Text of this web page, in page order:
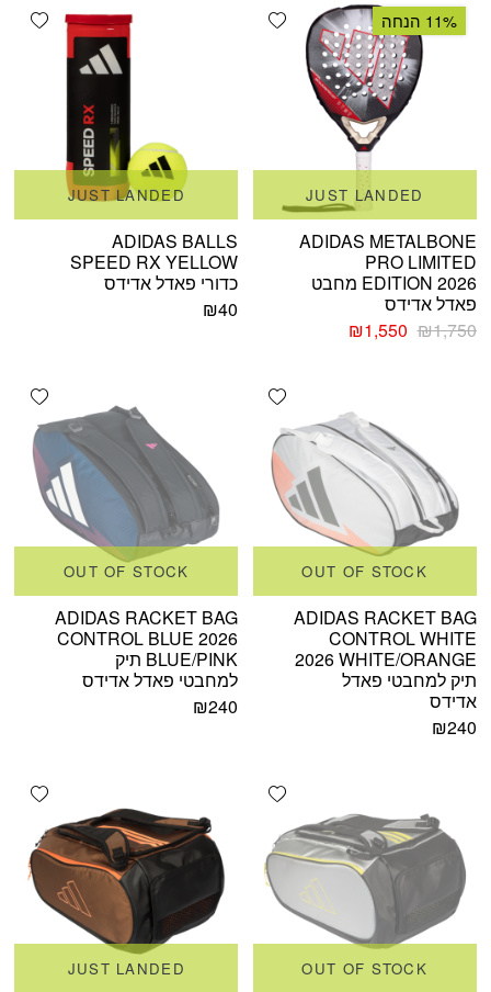
Add wishlist 11% הנחה
JUST LANDED
ADIDAS METALBONE
PRO LIMITED
EDITION 2026 מחבט
פאדל אדידס
₪1,750
המחיר₪1,550
JUST LANDED
ADIDAS BALLS
SPEED RX YELLOW
כדורי פאדל אדידס
₪40
Add wishlist
OUT OF STOCK
ADIDAS RACKET BAG
CONTROL WHITE
2026 WHITE/ORANGE
תיק למחבטי פאדל
אדידס
₪240
OUT OF STOCK
ADIDAS RACKET BAG
CONTROL BLUE 2026
BLUE/PINK תיק
למחבטי פאדל אדידס
₪240
Add wishlist
OUT OF STOCK
JUST LANDED